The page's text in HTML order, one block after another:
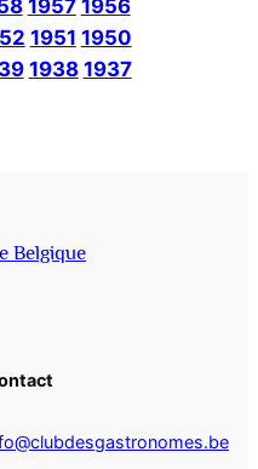
1957 1956
1951 1950
1938 1937
Belgique